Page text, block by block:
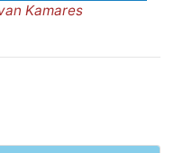
Kamares